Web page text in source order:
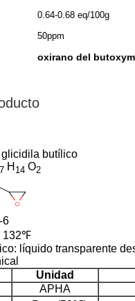
0.64-0.68 eq/100g
50ppm
oxirano del
glicidila butílico
7 H 14 O2
6
132℉
líquido transparente
Unidad
APHA